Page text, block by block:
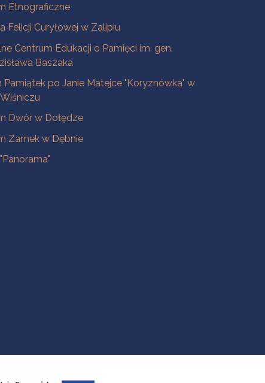
Etnograficzne
Felicji Curyłowej w Zalipiu
Centrum Edukacji o Pamięci im. gen.
Baszaka
Pamiątek po Janie Matejce "Koryznówka" w
Dwór w Dołędze
Zamek w Dębnie